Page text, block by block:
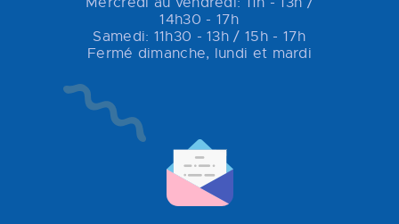
14h30 - 17h
Samedi: 11h30 - 13h / 15h - 17h
Fermé dimanche, lundi et mardi